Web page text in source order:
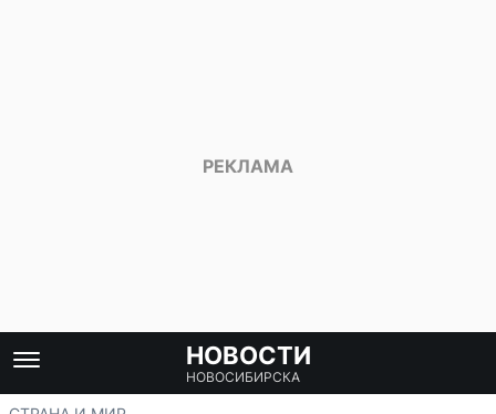
НОВОСТИ
НОВОСИБИРСКА